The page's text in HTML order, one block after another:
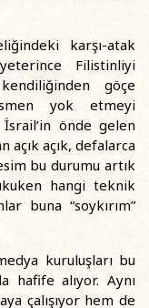
karşı-atak
Filistinliyi
göçe
yok etmeyi
önde gelen
açık açık, defalarca
bu durumu artık
hangi teknik
buna “soykırım”
kuruluşları bu
hafife alıyor. Aynı
çalışıyor hem de